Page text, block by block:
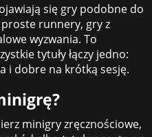
się gry podobne do
proste runnery, gry z
wyzwania. To
tytuły łączy jedno:
i dobre na krótką sesję.
minigry zręcznościowe,